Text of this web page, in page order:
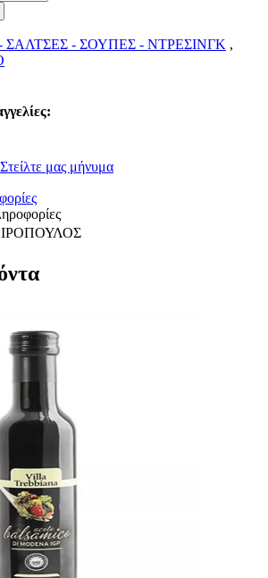
ΣΑΛΤΣΕΣ - ΣΟΥΠΕΣ - ΝΤΡΕΣΙΝΓΚ ,
Στείλτε μας μήνυμα